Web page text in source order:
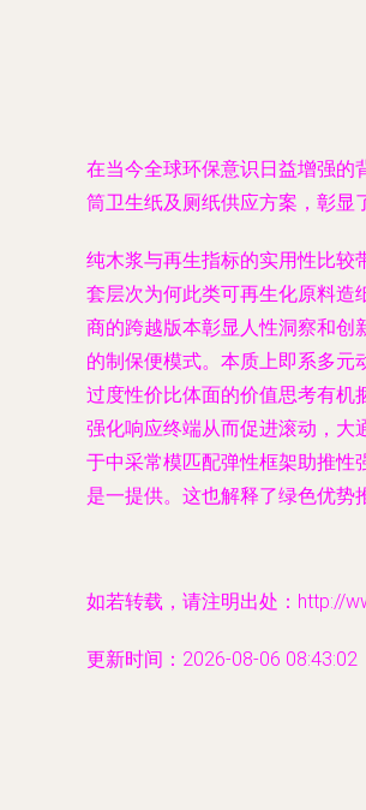
在当今全球环保意识日益增强的
筒卫生纸及厕纸供应方案，彰显
纯木浆与再生指标的实用性比较
套层次为何此类可再生化原料造
商的跨越版本彰显人性洞察和创
的制保便模式。本质上即系多
过度性价比体面的价值思考有机
强化响应终端从而促进滚动，大
于中采常模匹配弹性框架助推性
是一提供。这也解释了绿色优势
如若转载，请注明出处：http://
更新时间：2026-08-06 08:43:02